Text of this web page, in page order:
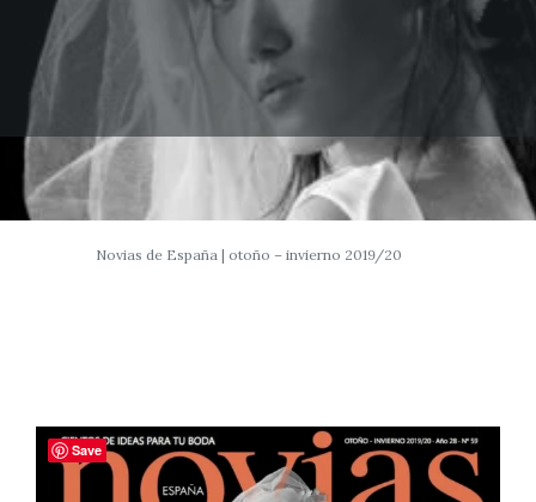
Novias de España | otoño – invierno 2019/20
Save